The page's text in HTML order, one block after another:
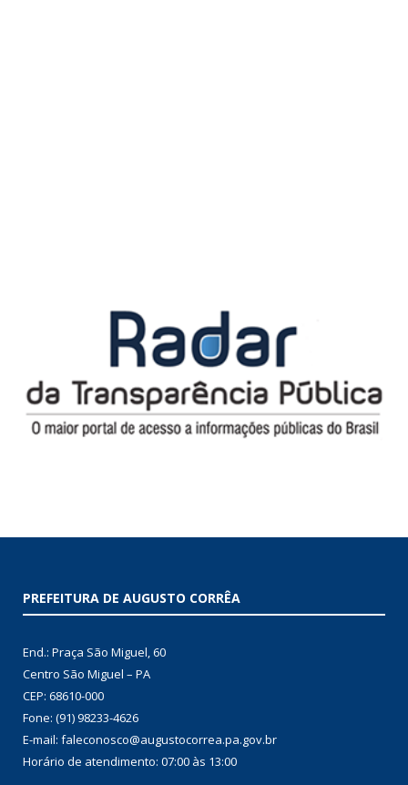
PREFEITURA DE AUGUSTO CORRÊA
End.: Praça São Miguel, 60
Centro São Miguel – PA
CEP: 68610-000
Fone: (91) 98233-4626
E-mail: faleconosco@augustocorrea.pa.gov.br
Horário de atendimento: 07:00 às 13:00